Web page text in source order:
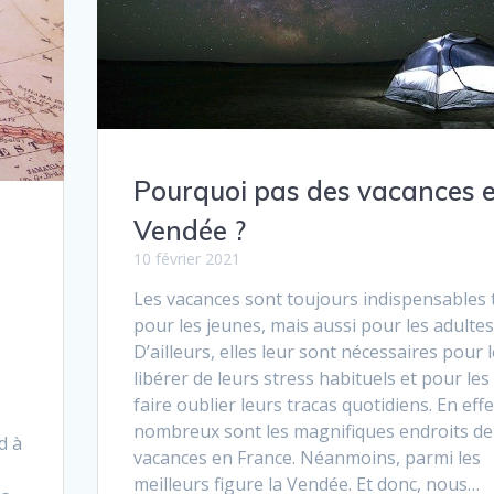
Pourquoi pas des vacances
Vendée ?
10 février 2021
Les vacances sont toujours indispensables
pour les jeunes, mais aussi pour les
D’ailleurs, elles leur sont nécessaires pour
libérer de leurs stress habituels et pour les
faire oublier leurs tracas quotidiens. En
nombreux sont les magnifiques endroits de
vacances en France. Néanmoins, parmi les
meilleurs figure la Vendée. Et donc, nous…
à